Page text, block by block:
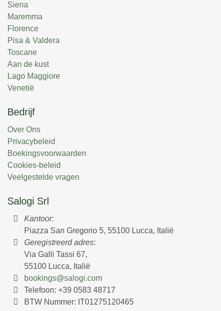
Il Grappolo
Siena
Maremma
Florence
Pisa & Valdera
Toscane
Aan de kust
Lago Maggiore
Venetië
Bedrijf
Over Ons
Privacybeleid
Boekingsvoorwaarden
Cookies-beleid
Veelgestelde vragen
Salogi Srl
Kantoor:
Piazza San Gregorio 5, 55100 Lucca, Italië
Geregistreerd adres:
Via Galli Tassi 67,
55100 Lucca, Italië
bookings@salogi.com
Telefoon:+39 0583 48717
BTW Nummer: IT01275120465